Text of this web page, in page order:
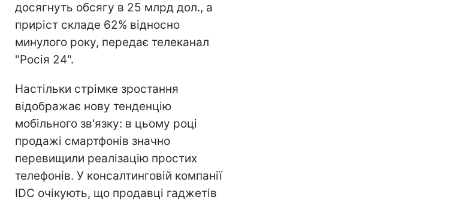
досягнуть обсягу в 25 млрд дол., а
приріст складе 62% відносно
минулого року, передає телеканал
"Росія 24".
Настільки стрімке зростання
відображає нову тенденцію
мобільного зв'язку: в цьому році
продажі смартфонів значно
перевищили реалізацію простих
телефонів. У консалтинговій компанії
IDC очікують, що продавці гаджетів